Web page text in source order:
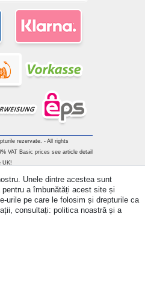
rezervate. - All rights
VAT Basic prices see article detail
UK!
Unele dintre acestea sunt
a îmbunătăți acest site și
urile pe care le folosim și drepturile ca
consultați: politica noastră și a
contract here
legatura